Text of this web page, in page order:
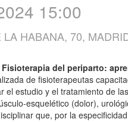
15:00
LA HABANA, 70,
Fisioterapia del periparto:
de fisioterapeutas
el estudio y el tratamiento de
esquelético (dolor),
que, por la